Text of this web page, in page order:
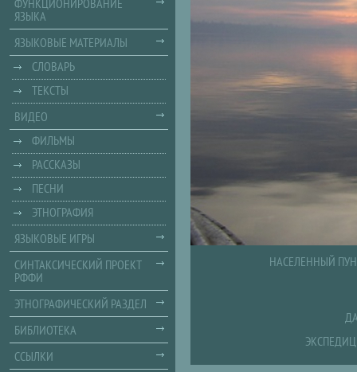
НАСЕЛЕННЫЙ
ФУНКЦИОНИРОВАНИЕ
ЯЗЫКА
ЯЗЫКОВЫЕ МАТЕРИАЛЫ
СЛОВАРЬ
ТЕКСТЫ
ВИДЕО
ФИЛЬМЫ
РАССКАЗЫ
ПЕСНИ
ЭТНОГРАФИЯ
ЯЗЫКОВЫЕ ИГРЫ
СИНТАКСИЧЕСКИЙ ПРОЕКТ
РФФИ
ЭТНОГРАФИЧЕСКИЙ РАЗДЕЛ
БИБЛИОТЕКА
ССЫЛКИ